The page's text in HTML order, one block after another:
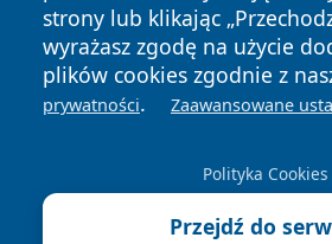
strony lub klikając
wyrażasz zgodę na użycie
plików cookies zgodnie z
prywatności. Zaawansowane
Polityka Cookies
Przejdź do
Prywatności